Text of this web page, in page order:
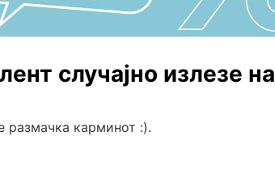
случајно излезе на
размачка карминот :).